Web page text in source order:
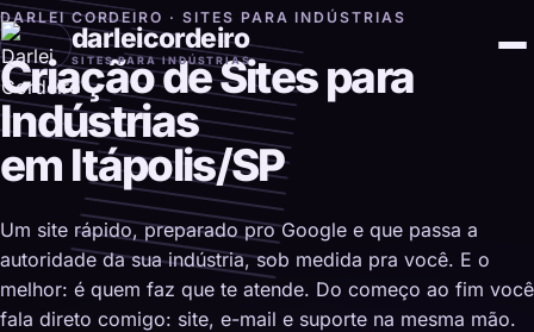
darleicordeiro
SITES PARA INDÚSTRIAS
DARLEI CORDEIRO · SITES PARA INDÚSTRIAS
Criação de Sites para
Indústrias
em Itápolis/SP
Um site rápido, preparado pro Google e que passa a
autoridade da sua indústria, sob medida pra você. E o
melhor: é quem faz que te atende. Do começo ao fim você
fala direto comigo: site, e-mail e suporte na mesma mão.